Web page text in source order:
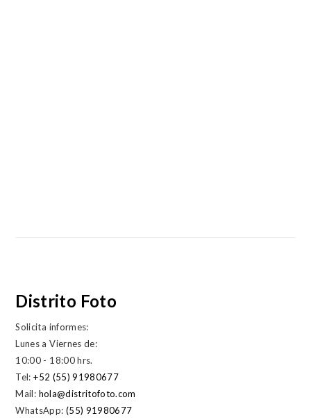
Distrito Foto
Solicita informes:
Lunes a Viernes de:
10:00 - 18:00 hrs.
Tel:+52 (55) 91980677
Mail: hola@distritofoto.com
WhatsApp: (55) 91980677